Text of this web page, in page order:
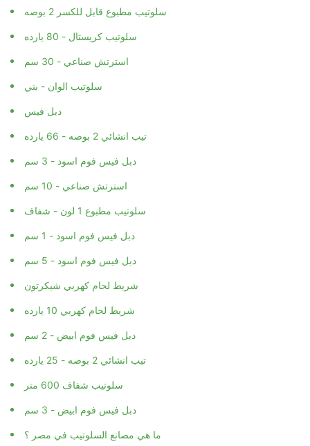
سلوتيب مطبوع قابل للكسر 2 بوصه
سلوتيب كريستال - 80 يارده
استرتش صناعي - 30 سم
سلوتيب الوان - بني
دبل فيس
تيب انشائي 2 بوصه - 66 يارده
دبل فيس فوم اسود - 3 سم
استرتش صناعي - 10 سم
سلوتيب مطبوع 1 لون - شفاف
دبل فيس فوم اسود - 1 سم
دبل فيس فوم اسود - 5 سم
شريط لحام كهربي شيكرتون
شريط لحام كهربي 10 يارده
دبل فيس فوم ابيض - 2 سم
تيب انشائي 2 بوصه - 25 يارده
سلوتيب شفاف 600 متر
دبل فيس فوم ابيض - 3 سم
ما هي مصانع السلوتيب في مصر ؟